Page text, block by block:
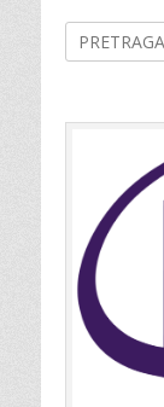
Search
for: